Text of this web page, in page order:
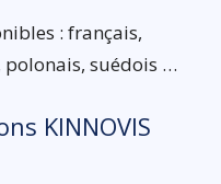
: français,
suédois …
KINNOVIS